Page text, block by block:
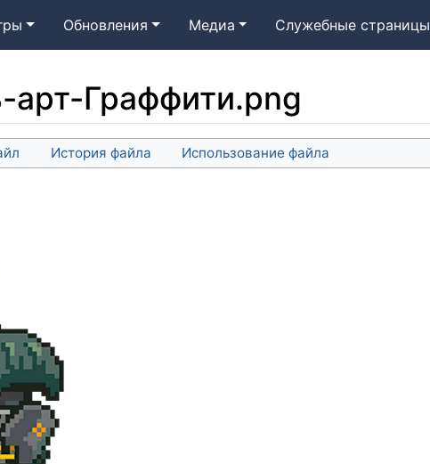
Обновления Медиа Служебные страницы
арт-Граффити.png
История файла Использование файла